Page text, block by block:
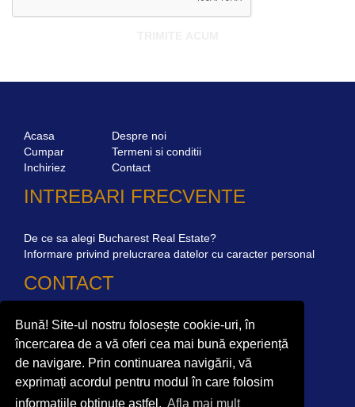
Bună! Site-ul nostru folosește cookie-uri, în
încercarea de a vă oferi cea mai bună experiență
de navigare. Prin continuarea navigării, vă
exprimați acordul pentru modul în care folosim
informațiile obținute astfel. Afla mai mult
Acasa
Cumpar
Inchiriez
Despre noi
Termeni si conditii
Contact
INTREBARI FRECVENTE
De ce sa alegi Bucharest Real Estate?
Informare privind prelucrarea datelor cu caracter personal
CONTACT
Str. Mircea Eliade 16, Voluntari077190
Giuseppe Garibaldi nr.1, parter, Bucuresti
+40.722 224 654